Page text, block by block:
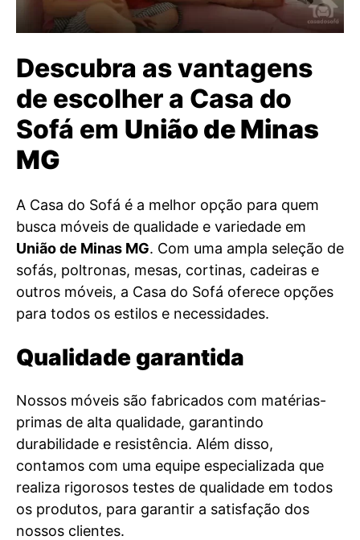
Descubra as vantagens
de escolher a Casa do
Sofá em União de Minas
MG
A Casa do Sofá é a melhor opção para quem
busca móveis de qualidade e variedade em
União de Minas MG. Com uma ampla seleção de
sofás, poltronas, mesas, cortinas, cadeiras e
outros móveis, a Casa do Sofá oferece opções
para todos os estilos e necessidades.
Qualidade garantida
Nossos móveis são fabricados com matérias-
primas de alta qualidade, garantindo
durabilidade e resistência. Além disso,
contamos com uma equipe especializada que
realiza rigorosos testes de qualidade em todos
os produtos, para garantir a satisfação dos
nossos clientes.